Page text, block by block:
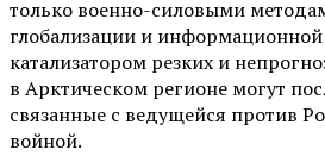
только военно-силовыми
глобализации и
катализатором резких и
в Арктическом регионе могут
связанные с ведущейся против
войной.